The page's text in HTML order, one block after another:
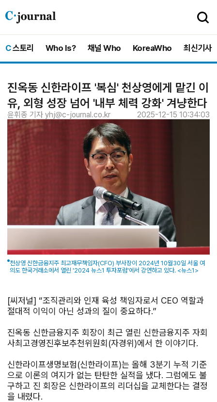
C-
journal
C스토리 Who Is? 채널 Who KoreaWho 최신기사
진옥동 신한라이프 '복심' 천상영에게 맡긴 이
유, 외형 성장 넘어 '내부 체력 강화' 겨냥한다
윤휘종 기자 yhj@c-journal.co.kr 2025-12-15 10:34:03
천상영 신한금융지주 최고재무책임자(CFO) 부사장이 2024년 10월30일 서울 여
의도 한국거래소에서 열린 '2024 뉴스1 투자포럼'에서 강연하고 있다. <뉴스1>
[씨저널] “조직관리와 인재 육성 책임자로서 CEO 역할과
절대적 이익이 아닌 성과의 질이 중요하다.”
진옥동 신한금융지주 회장이 최근 열린 신한금융지주 자회
사최고경영진후보추천위원회(자경위)에서 한 이야기다.
신한라이프생명보험(신한라이프)는 올해 3분기 누적 기준
으로 이론의 여지가 없는 탄탄한 실적을 냈다. 그럼에도 불
구하고 진 회장은 신한라이프의 리더십을 교체한다는 결정
을 내렸다.